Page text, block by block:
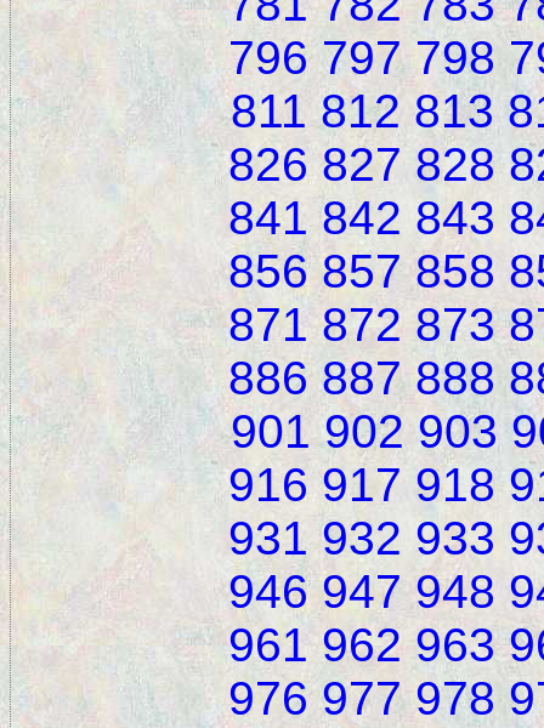
796 797 798
811 812 813
826 827 828
841 842 843
856 857 858
871 872 873
886 887 888
901 902 903
916 917 918
931 932 933
946 947 948
961 962 963
976 977 978